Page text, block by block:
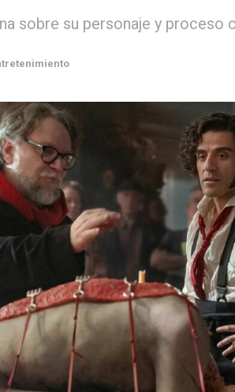
sobre su personaje y proceso